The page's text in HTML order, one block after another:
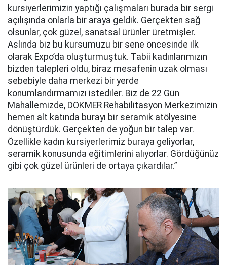
kursiyerlerimizin yaptığı çalışmaları burada bir sergi
açılışında onlarla bir araya geldik. Gerçekten sağ
olsunlar, çok güzel, sanatsal ürünler üretmişler.
Aslında biz bu kursumuzu bir sene öncesinde ilk
olarak Expo’da oluşturmuştuk. Tabii kadınlarımızın
bizden talepleri oldu, biraz mesafenin uzak olması
sebebiyle daha merkezi bir yerde
konumlandırmamızı istediler. Biz de 22 Gün
Mahallemizde, DOKMER Rehabilitasyon Merkezimizin
hemen alt katında burayı bir seramik atölyesine
dönüştürdük. Gerçekten de yoğun bir talep var.
Özellikle kadın kursiyerlerimiz buraya geliyorlar,
seramik konusunda eğitimlerini alıyorlar. Gördüğünüz
gibi çok güzel ürünleri de ortaya çıkardılar.”